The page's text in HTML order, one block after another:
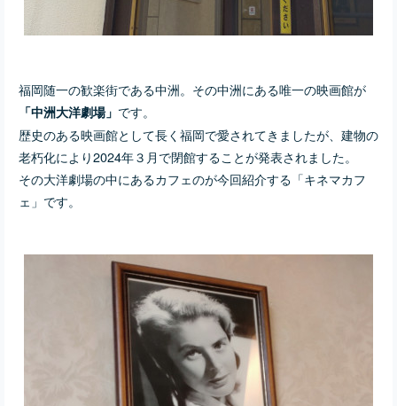
福岡随一の歓楽街である中洲。その中洲にある唯一の映画館が
「中洲大洋劇場」 です。
歴史のある映画館として長く福岡で愛されてきましたが、建物の
老朽化により2024年３月で閉館することが発表されました。
その大洋劇場の中にあるカフェのが今回紹介する「キネマカフ
ェ」です。